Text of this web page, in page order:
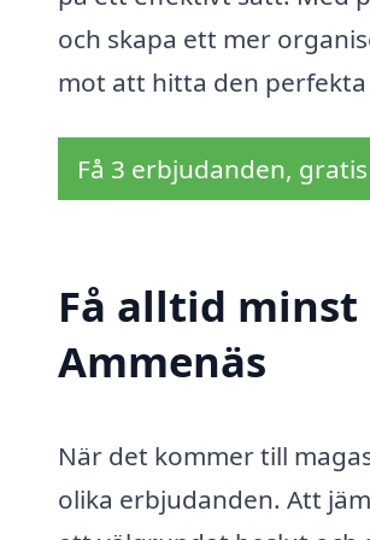
och skapa ett mer
mot att hitta den
Få 3 erbjudanden,
Få alltid
Ammenäs
När det kommer till
olika erbjudanden. Att